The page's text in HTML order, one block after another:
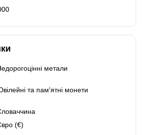
метали
та пам'ятні монети
(€)